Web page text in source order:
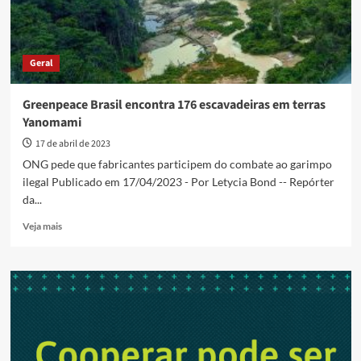
Geral
Greenpeace Brasil encontra 176 escavadeiras em terras
Yanomami
17 de abril de 2023
ONG pede que fabricantes participem do combate ao garimpo
ilegal Publicado em 17/04/2023 - Por Letycia Bond -- Repórter
da...
Veja maisRead
Greenpeace
Brasil
em